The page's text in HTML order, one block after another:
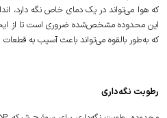
که هوا می‌تواند در یک دمای خاص نگه دارد،
این محدوده مشخص‌شده ضروری است تا از
که به‌طور بالقوه می‌تواند باعث آسیب به
رطوبت نگه‌داری